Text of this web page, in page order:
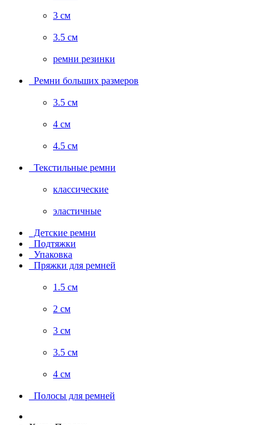
3 см
3.5 см
ремни резинки
Ремни больших размеров
3.5 см
4 см
4.5 см
Текстильные ремни
классические
эластичные
Детские ремни
Подтяжки
Упаковка
Пряжки для ремней
1.5 см
2 см
3 см
3.5 см
4 см
Полосы для ремней